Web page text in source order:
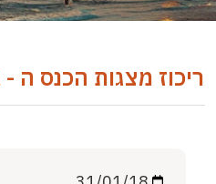
ריכוז מצגות הכנס ה - 32 , אילת 2017